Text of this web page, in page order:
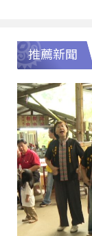
推薦新聞